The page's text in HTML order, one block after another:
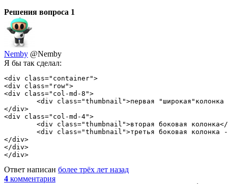
Решения вопроса 1
Nemby @Nemby
Я бы так сделал:
<div class="container">
<div class="row">
<div class="col-md-8">
</div>
<div class="col-md-4">
</div>
</div>
</div>
Ответ написан более трёх лет назад
4 комментария